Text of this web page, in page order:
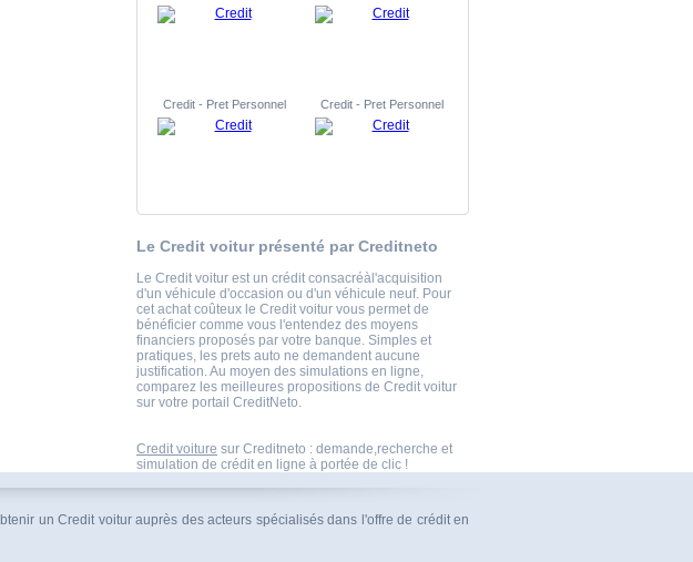
Credit - Pret Personnel Credit - Pret Personnel
Le Credit voitur présenté par Creditneto
Le Credit voitur est un crédit consacréàl'acquisition
d'un véhicule d'occasion ou d'un véhicule neuf. Pour
cet achat coûteux le Credit voitur vous permet de
bénéficier comme vous l'entendez des moyens
financiers proposés par votre banque. Simples et
pratiques, les prets auto ne demandent aucune
justification. Au moyen des simulations en ligne,
comparez les meilleures propositions de Credit voitur
sur votre portail CreditNeto.
Credit voiture sur Creditneto : demande,recherche et
simulation de crédit en ligne à portée de clic !
un Credit voitur auprès des acteurs spécialisés dans l'offre de crédit en